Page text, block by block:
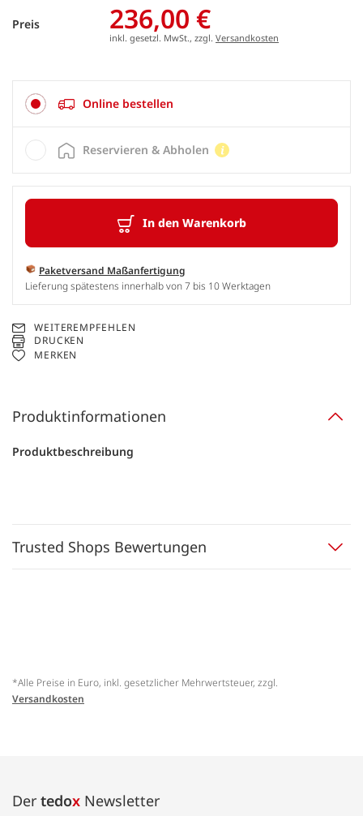
Preis 236,00 €
inkl. gesetzl. MwSt., zzgl. Versandkosten
Online bestellen
In den Warenkorb
Paketversand Maßanfertigung
Lieferung spätestens innerhalb von 7 bis 10 Werktagen
Reservieren & Abholen
WEITEREMPFEHLEN
DRUCKEN
MERKEN
Produktinformationen
Produktbeschreibung
Trusted Shops Bewertungen
*Alle Preise in Euro, inkl. gesetzlicher Mehrwertsteuer, zzgl.
Versandkosten
Der tedox Newsletter